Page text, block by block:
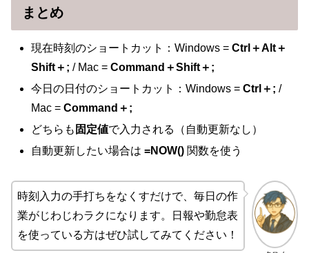
まとめ
現在時刻のショートカット：Windows =Ctrl＋Alt＋
Shift＋; / Mac =Command＋Shift＋;
今日の日付のショートカット：Windows =Ctrl＋; /
Mac =Command＋;
どちらも 固定値で入力される（自動更新なし）
自動更新したい場合は=NOW() 関数を使う
時刻入力の手打ちをなくすだけで、毎日の作
業がじわじわラクになります。日報や勤怠表
を使っている方はぜひ試してみてください！